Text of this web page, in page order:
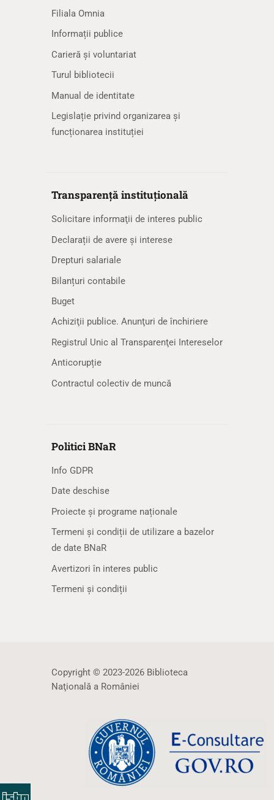
Filiala Omnia
Informații publice
Carieră și voluntariat
Turul bibliotecii
Manual de identitate
Legislație privind organizarea și
funcționarea instituției
Transparență instituțională
Solicitare informaţii de interes public
Declarații de avere și interese
Drepturi salariale
Bilanțuri contabile
Buget
Achiziţii publice. Anunţuri de închiriere
Registrul Unic al Transparenţei Intereselor
Anticorupție
Contractul colectiv de muncă
Politici BNaR
Info GDPR
Date deschise
Proiecte și programe naționale
Termeni și condiții de utilizare a bazelor
de date BNaR
Avertizori în interes public
Termeni și condiții
Copyright © 2023-2026 Biblioteca
Naţională a României